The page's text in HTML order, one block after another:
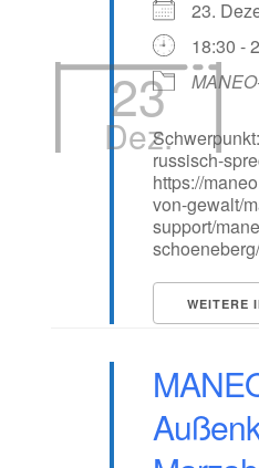
23
Dez.
23.
18:30 -
russisch-
https://
von-gewalt/
support/
schoeneberg/
WEITERE